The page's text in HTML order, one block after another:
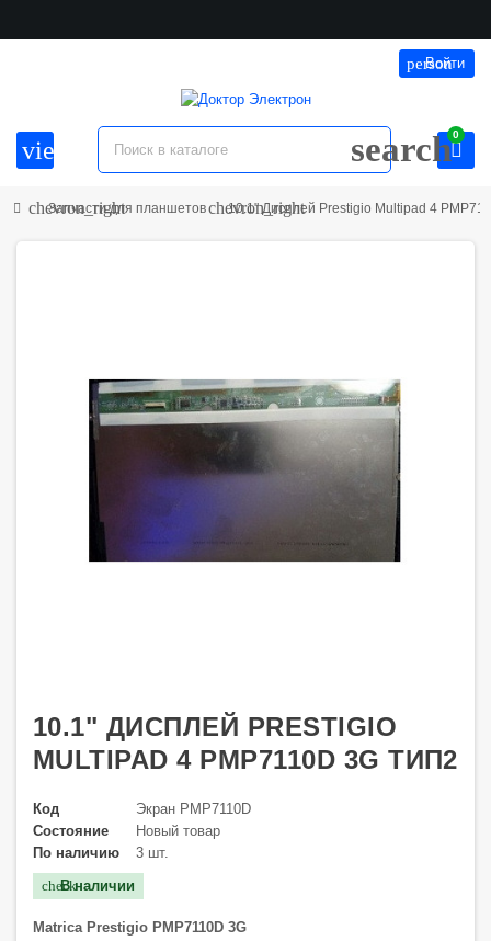
view_headline search
person
Войти
0
chevron_right
Запчасти для планшетовchevron_right
10.1" Дисплей Prestigio Multipad 4
10.1" ДИСПЛЕЙ PRESTIGIO
MULTIPAD 4 PMP7110D 3G ТИП2
Код
Экран PMP7110D
Состояние
Новый товар
По наличию
3 шт.
check
В наличии
Matrica Prestigio PMP7110D 3G